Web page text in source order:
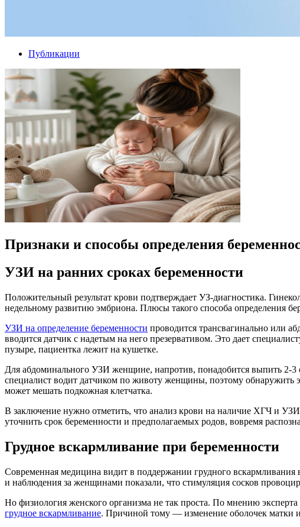
Публикации
Признаки и способы определения
УЗИ на ранних сроках беременности
Положительный результат крови подтверждает УЗ-диагностика.
недельному развитию эмбриона. Плюсы такого способа определения
УЗИ на определение беременности проводится трансвагинально или
вводится датчик с надетым на него презервативом. Это дает
пузыре, пациентка лежит на кушетке.
Для абдоминального УЗИ женщине, напротив, понадобится выпить 2-3
специалист водит датчиком по животу женщины, поэтому обнаружить
может мешать подкожная клетчатка.
В заключение нужно отметить, что анализ крови на наличие ХГЧ и
уточнить срок беременности и предполагаемых родов, вовремя
Грудное вскармливание при беременности
Современная медицина видит в поддержании грудного вскармливания
и наблюдения за женщинами показали, что стимуляция сосков
Но физиология женского организма не так проста. По мнению
грудное вскармливание. Причиной тому — изменение оболочек матки